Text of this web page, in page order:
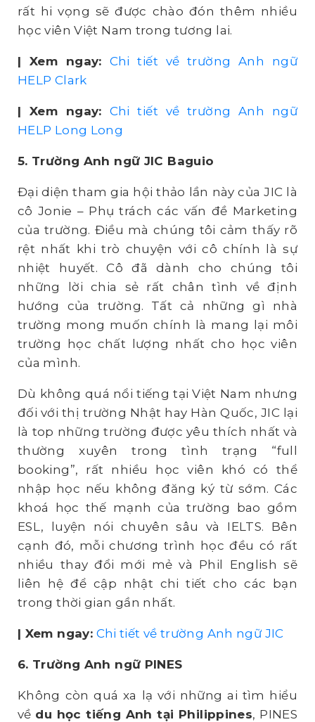
rất hi vọng sẽ được chào đón thêm nhiều
học viên Việt Nam trong tương lai.
| Xem ngay: Chi tiết về trường Anh ngữ
HELP Clark
| Xem ngay: Chi tiết về trường Anh ngữ
HELP Long Long
5. Trường Anh ngữ JIC Baguio
Đại diện tham gia hội thảo lần này của JIC là
cô Jonie – Phụ trách các vấn đề Marketing
của trường. Điều mà chúng tôi cảm thấy rõ
rệt nhất khi trò chuyện với cô chính là sự
nhiệt huyết. Cô đã dành cho chúng tôi
những lời chia sẻ rất chân tình về định
hướng của trường. Tất cả những gì nhà
trường mong muốn chính là mang lại môi
trường học chất lượng nhất cho học viên
của mình.
Dù không quá nổi tiếng tại Việt Nam nhưng
đối với thị trường Nhật hay Hàn Quốc, JIC lại
là top những trường được yêu thích nhất và
thường xuyên trong tình trạng “full
booking”, rất nhiều học viên khó có thể
nhập học nếu không đăng ký từ sớm. Các
khoá học thế mạnh của trường bao gồm
ESL, luyện nói chuyên sâu và IELTS. Bên
cạnh đó, mỗi chương trình học đều có rất
nhiều thay đổi mới mẻ và Phil English sẽ
liên hệ để cập nhật chi tiết cho các bạn
trong thời gian gần nhất.
| Xem ngay: Chi tiết về trường Anh ngữ JIC
6. Trường Anh ngữ PINES
Không còn quá xa lạ với những ai tìm hiểu
về du học tiếng Anh tại Philippines, PINES